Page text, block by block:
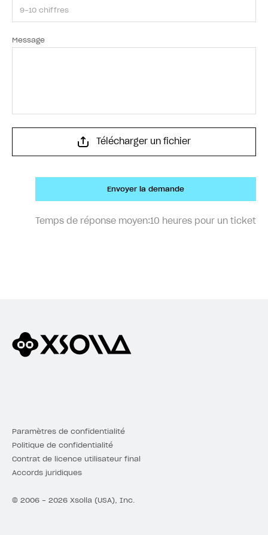
Message
Télécharger un fichier
Envoyer la demande
Temps de réponse moyen:10 heures pour un ticket
Paramètres de confidentialité
Politique de confidentialité
Contrat de licence utilisateur final
Accords juridiques
© 2006 - 2026 Xsolla (USA), Inc.